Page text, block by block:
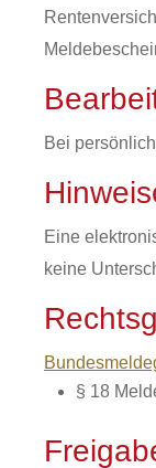
Bei
Eine
keine
§ 18